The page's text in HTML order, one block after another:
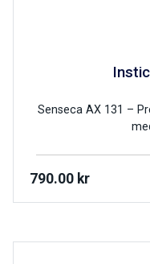
Senseca AX 131 –
790.00 kr